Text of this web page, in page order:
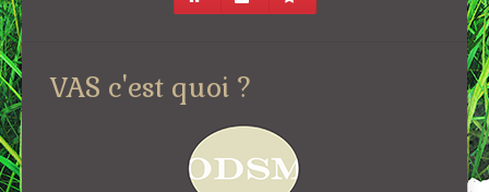
VAS c'est quoi ?